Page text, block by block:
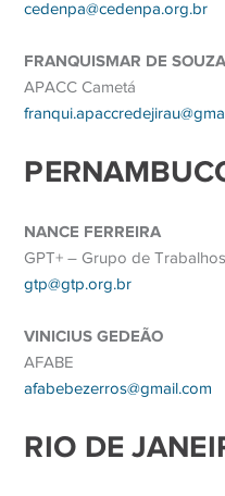
cedenpa@cedenpa.org.br
FRANQUISMAR DE SOUZA
APACC Cametá
NANCE FERREIRA
GPT+ – Grupo de
gtp@gtp.org.br
VINICIUS GEDEÃO
AFABE
afabebezerros@gmail.com
RIO DE